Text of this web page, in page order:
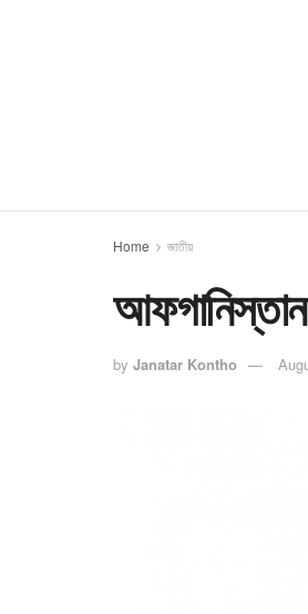
Home জাতীয়
by Janatar Kontho